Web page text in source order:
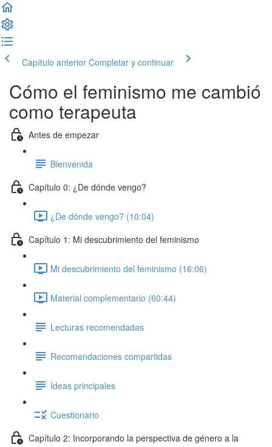
Capítulo anterior Completar y continuar
Cómo el feminismo me cambió
como terapeuta
Antes de empezar
Bienvenida
Capítulo 0: ¿De dónde vengo?
¿De dónde vengo? (10:04)
Capítulo 1: Mi descubrimiento del feminismo
Mi descubrimiento del feminismo (16:06)
Material complementario (60:44)
Lecturas recomendadas
Recomendaciones compartidas
Ideas principales
Cuestionario
Capítulo 2: Incorporando la perspectiva de género a la